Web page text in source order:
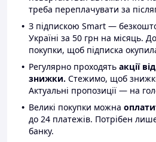
треба переплачувати за
З підпискою Smart —
Україні за 50 грн на місяць.
покупки, щоб підписка
Регулярно проходять акції
знижки. Стежимо, щоб
Актуальні пропозиції — на
Великі покупки можна
до 24 платежів. Потрібен
банку.